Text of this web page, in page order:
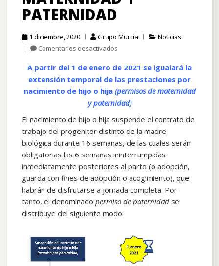
PATERNIDAD
1 diciembre, 2020 Grupo Murcia
Noticias
Comentarios desactivados
de
maternidad
y
paternidad
A partir del 1 de enero de 2021 se igualará la
extensión temporal de las prestaciones por
nacimiento de hijo o hija (permisos de maternidad
y paternidad)
El nacimiento de hijo o hija suspende el contrato de
trabajo del progenitor distinto de la madre
biológica durante 16 semanas, de las cuales serán
obligatorias las 6 semanas ininterrumpidas
inmediatamente posteriores al parto (o adopción,
guarda con fines de adopción o acogimiento), que
habrán de disfrutarse a jornada completa. Por
tanto, el denominado permiso de paternidad se
distribuye del siguiente modo: